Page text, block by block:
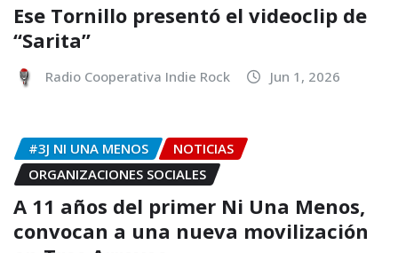
Ese Tornillo presentó el videoclip de
“Sarita”
Radio Cooperativa Indie Rock Jun 1, 2026
#3J NI UNA MENOS
NOTICIAS
ORGANIZACIONES SOCIALES
A 11 años del primer Ni Una Menos,
convocan a una nueva movilización